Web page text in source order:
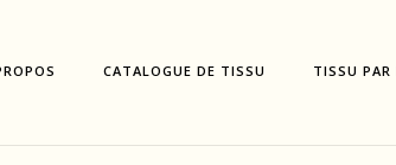
CATALOGUE DE TISSU TISSU PAR